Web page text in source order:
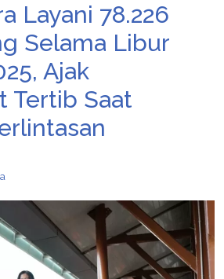
Layani 78.226
Selama Libur
Ajak
Tertib Saat